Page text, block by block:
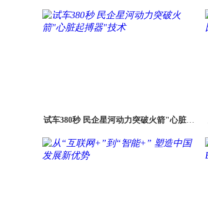
试车380秒 民企星河动力突破火箭"心脏起